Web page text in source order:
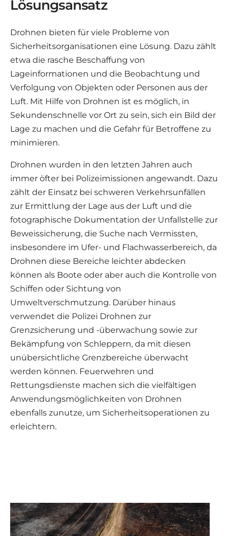
Lösungsansatz
Drohnen bieten für viele Probleme von
Sicherheitsorganisationen eine Lösung. Dazu zählt
etwa die rasche Beschaffung von
Lageinformationen und die Beobachtung und
Verfolgung von Objekten oder Personen aus der
Luft. Mit Hilfe von Drohnen ist es möglich, in
Sekundenschnelle vor Ort zu sein, sich ein Bild der
Lage zu machen und die Gefahr für Betroffene zu
minimieren.
Drohnen wurden in den letzten Jahren auch
immer öfter bei Polizeimissionen angewandt. Dazu
zählt der Einsatz bei schweren Verkehrsunfällen
zur Ermittlung der Lage aus der Luft und die
fotographische Dokumentation der Unfallstelle zur
Beweissicherung, die Suche nach Vermissten,
insbesondere im Ufer- und Flachwasserbereich, da
Drohnen diese Bereiche leichter abdecken
können als Boote oder aber auch die Kontrolle von
Schiffen oder Sichtung von
Umweltverschmutzung. Darüber hinaus
verwendet die Polizei Drohnen zur
Grenzsicherung und -überwachung sowie zur
Bekämpfung von Schleppern, da mit diesen
unübersichtliche Grenzbereiche überwacht
werden können. Feuerwehren und
Rettungsdienste machen sich die vielfältigen
Anwendungsmöglichkeiten von Drohnen
ebenfalls zunutze, um Sicherheitsoperationen zu
erleichtern.